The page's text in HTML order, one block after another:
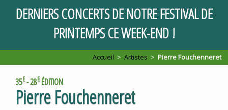
DERNIERSCONCERTSDENOTREFESTIVALDE
PRINTEMPSCEWEEK-END !
Accueil >Artistes >Pierre Fouchenneret
35E- 28E ÉDITION
Pierre Fouchenneret